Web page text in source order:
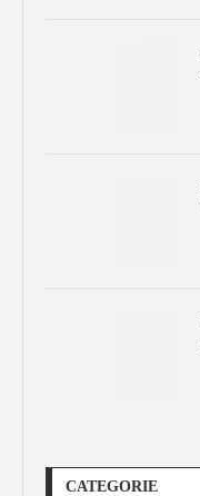
CATEGORIE